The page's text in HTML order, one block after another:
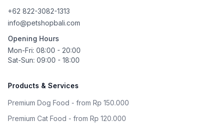
+62 822-3082-1313
info@petshopbali.com
Opening Hours
Mon-Fri: 08:00 - 20:00
Sat-Sun: 09:00 - 18:00
Products & Services
Premium Dog Food - from Rp 150.000
Premium Cat Food - from Rp 120.000